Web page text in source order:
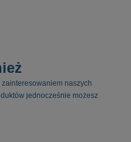
naszych
jednocześnie możesz